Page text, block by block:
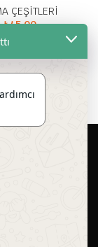
ÇEŞİTLERİ
₺45,00
yana kaliteli ve
aracınıza
118/A, 34070